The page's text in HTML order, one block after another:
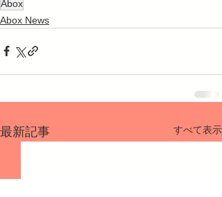
Abox
Abox News
最新記事 すべて表示